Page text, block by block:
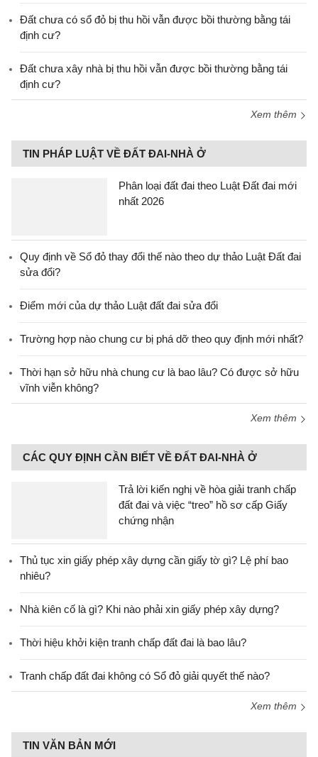
Đất chưa có sổ đỏ bị thu hồi vẫn được bồi thường bằng tái
định cư?
Đất chưa xây nhà bị thu hồi vẫn được bồi thường bằng tái
định cư?
Xem thêm
TIN PHÁP LUẬT VỀ ĐẤT ĐAI-NHÀ Ở
Phân loại đất đai theo Luật Đất đai mới
nhất 2026
Quy định về Sổ đỏ thay đổi thế nào theo dự thảo Luật Đất đai
sửa đổi?
Điểm mới của dự thảo Luật đất đai sửa đổi
Trường hợp nào chung cư bị phá dỡ theo quy định mới nhất?
Thời hạn sở hữu nhà chung cư là bao lâu? Có được sở hữu
vĩnh viễn không?
Xem thêm
CÁC QUY ĐỊNH CẦN BIẾT VỀ ĐẤT ĐAI-NHÀ Ở
Trả lời kiến nghị về hòa giải tranh chấp
đất đai và việc “treo” hồ sơ cấp Giấy
chứng nhận
Thủ tục xin giấy phép xây dựng cần giấy tờ gì? Lệ phí bao
nhiêu?
Nhà kiên cố là gì? Khi nào phải xin giấy phép xây dựng?
Thời hiệu khởi kiện tranh chấp đất đai là bao lâu?
Tranh chấp đất đai không có Sổ đỏ giải quyết thế nào?
Xem thêm
TIN VĂN BẢN MỚI